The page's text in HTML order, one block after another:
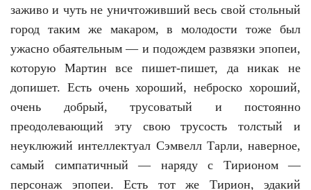
заживо и чуть не уничтоживший весь свой стольный
город таким же макаром, в молодости тоже был
ужасно обаятельным — и подождем развязки эпопеи,
которую Мартин все пишет-пишет, да никак не
допишет. Есть очень хороший, неброско хороший,
очень добрый, трусоватый и постоянно
преодолевающий эту свою трусость толстый и
неуклюжий интеллектуал Сэмвелл Тарли, наверное,
самый симпатичный — наряду с Тирионом —
персонаж эпопеи. Есть тот же Тирион, эдакий